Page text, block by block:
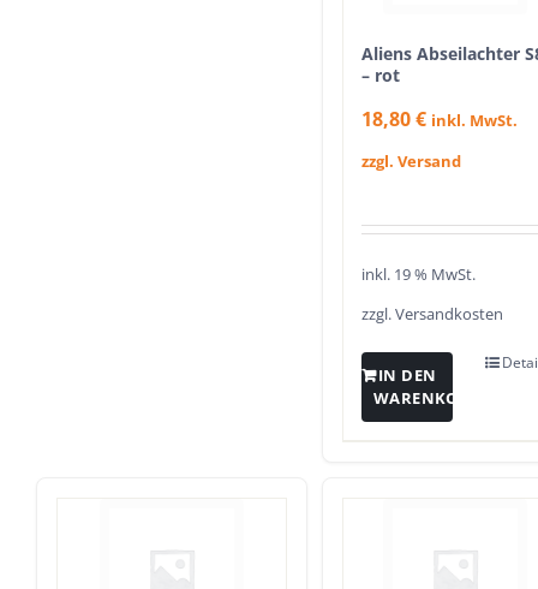
Aliens Abseilachter
– rot
18,80€ inkl. MwSt.
zzgl. Versand
inkl. 19 % MwSt.
zzgl.Versandkosten
IN DEN
WARENKORB